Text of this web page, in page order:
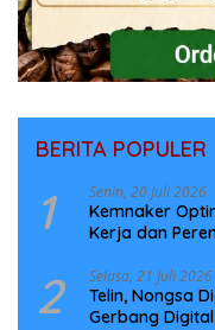
BERITA POPULER
1 Senin, 20 Juli 2026
Kemnaker
Kerja dan
2 Selasa, 21 Juli 2026
Telin, Nongsa
Gerbang